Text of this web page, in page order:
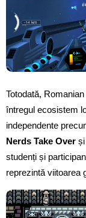
Totodată,
întregul ecosistem
independente
Nerds Take Over și
studenți și
reprezintă viitoarea